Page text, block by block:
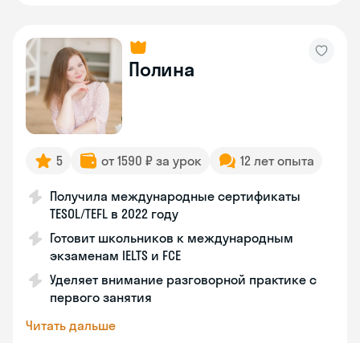
Полина
5 от 1590 ₽ за урок 12 лет опыта
Получила международные сертификаты
TESOL/TEFL в 2022 году
Готовит школьников к международным
экзаменам IELTS и FCE
Уделяет внимание разговорной практике с
первого занятия
Читать дальше